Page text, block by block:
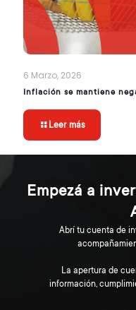
6 Marzo, 2026
Inflación se mantiene
Leer más
Empezá a
Abrí tu cuenta de
La apertura de
información,